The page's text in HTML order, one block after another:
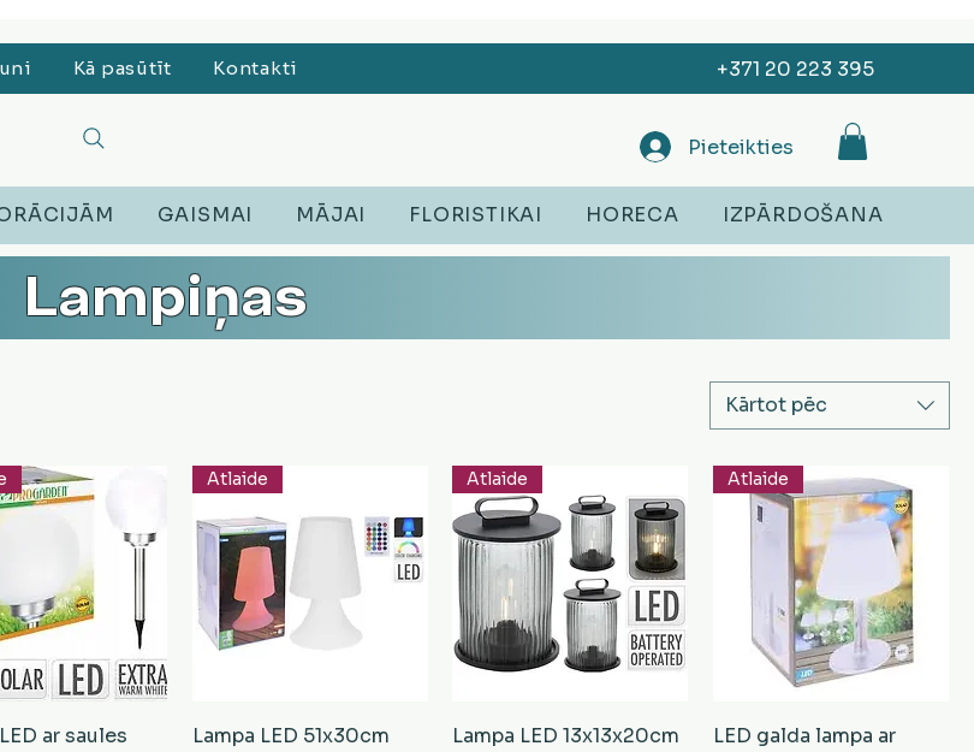
Kā pasūtīt Kontakti +371 20 223 395
Pieteikties
GAISMAI MĀJAI FLORISTIKAI HORECA IZPĀRDOŠANA
Lampiņas
Kārtot pēc
ar saules
Atlaide
Lampa LED 51x30cm
Atlaide
Lampa LED 13x13x20cm
Atlaide
LED galda lampa ar